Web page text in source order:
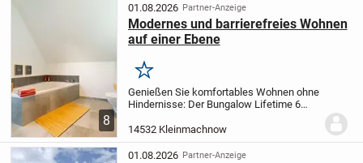
Südwestgrundstück...
8
01.08.2026 Partner-Anzeige
Modernes und barrierefreies Wohnen
auf einer Ebene
Merken
Genießen Sie komfortables Wohnen ohne
Hindernisse: Der Bungalow Lifetime 6
Raumaufteilung. Auf etwa 70 m² verteilen
sich zwei Zimmer, die Ihnen großzügigen
Bewegungss...
14532 Kleinmachnow
01.08.2026 Partner-Anzeige